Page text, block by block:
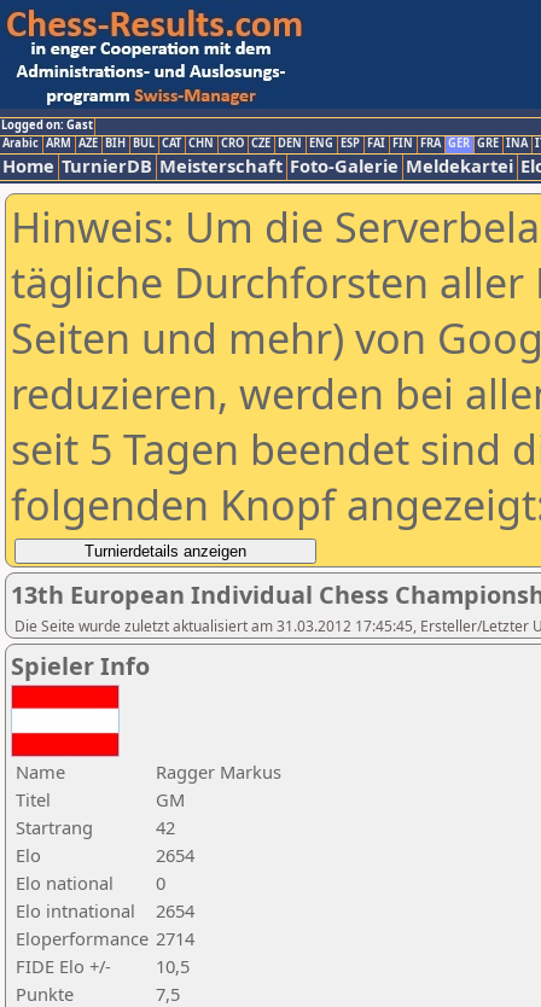
Logged on: Gast
Arabic ARM AZE BIH BUL CAT CHN CRO CZE DEN ENG ESP FAI FIN FRA GER GRE INA
Home TurnierDB Meisterschaft Foto-Galerie Meldekartei
Hinweis: Um die
tägliche Durchforsten aller
Seiten und mehr) von
reduzieren, werden bei
seit 5 Tagen beendet sind
folgenden Knopf
13th European Individual Chess
Die Seite wurde zuletzt aktualisiert am 31.03.2012 17:45:45, Ersteller/Letzter
Spieler Info
Name
Ragger Markus
Titel
GM
Startrang
42
Elo
2654
Elo national
0
Elo intnational
2654
Eloperformance 2714
FIDE Elo +/-
10,5
Punkte
7,5